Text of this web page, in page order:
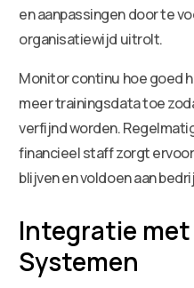
en aanpassingen door te
organisatiewijd uitrolt.
Monitor continu hoe goed
meer trainingsdata toe
verfijnd worden.
financieel staff zorgt
blijven en voldoen aan
Integratie
Systemen